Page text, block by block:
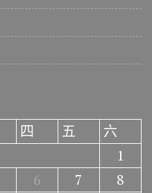
四 五
六
1
6 7
8